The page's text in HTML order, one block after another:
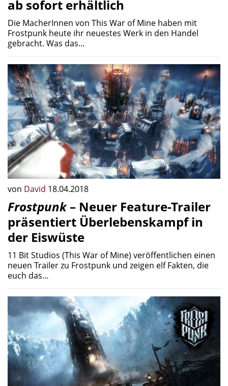
ab sofort erhältlich
Die MacherInnen von This War of Mine haben mit
Frostpunk heute ihr neuestes Werk in den Handel
gebracht. Was das…
von David 18.04.2018
Frostpunk– Neuer Feature-Trailer
präsentiert Überlebenskampf in
der Eiswüste
11 Bit Studios (This War of Mine) veröffentlichen einen
neuen Trailer zu Frostpunk und zeigen elf Fakten, die
euch das…